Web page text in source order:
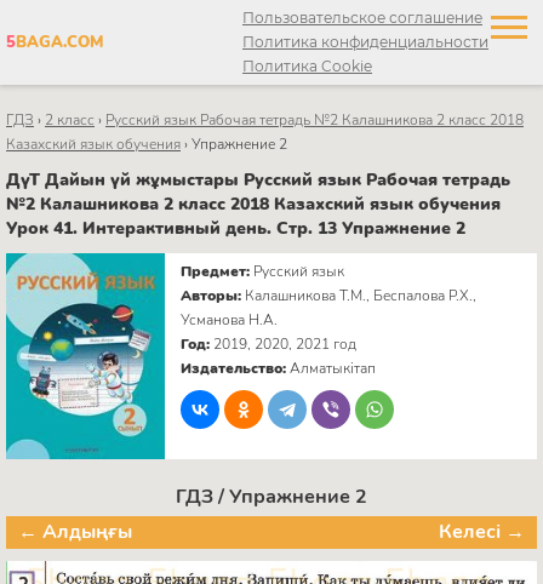
5BAGA.COM
Пользовательское соглашение
Политика конфиденциальности
Политика Cookie
ГДЗ › 2 класс › Русский язык Рабочая тетрадь №2 Калашникова 2 класс 2018
Казахский язык обучения›Упражнение 2
ДүТ Дайын үй жұмыстары Русский язык Рабочая тетрадь
№2 Калашникова 2 класс 2018 Казахский язык обучения
Урок 41. Интерактивный день. Стр. 13 Упражнение 2
Предмет: Русский язык
Авторы: Калашникова Т.М., Беспалова Р.Х.,
Усманова Н.А.
Год: 2019, 2020, 2021 год
Издательство:Алматыкітап
ГДЗ / Упражнение 2
← Алдыңғы
Келесі →